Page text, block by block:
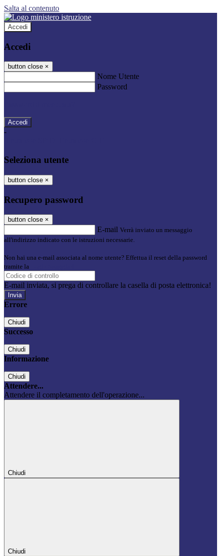
Salta al contenuto
Accedi
Accedi
button close ×
Nome Utente
Password
-
Seleziona utente
button close ×
Recupero password
button close ×
E-mail Verrà inviato un messaggio
all'indirizzo indicato con le istruzioni necessarie.
Non hai una e-mail associata al nome utente? Effettua il reset della password
tramite la
E-mail inviata, si prega di controllare la casella di posta elettronica!
Errore
Chiudi
Successo
Chiudi
Informazione
Chiudi
Attendere...
Attendere il completamento dell'operazione...
Chiudi
Chiudi